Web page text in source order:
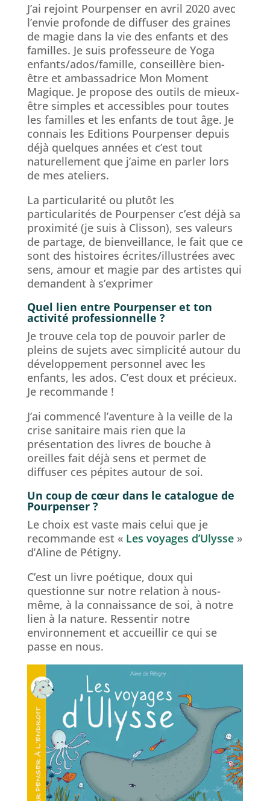
J’ai rejoint Pourpenser en avril 2020 avec
l’envie profonde de diffuser des graines
de magie dans la vie des enfants et des
familles. Je suis professeure de Yoga
enfants/ados/famille, conseillère bien-
être et ambassadrice Mon Moment
Magique. Je propose des outils de mieux-
être simples et accessibles pour toutes
les familles et les enfants de tout âge. Je
connais les Editions Pourpenser depuis
déjà quelques années et c’est tout
naturellement que j’aime en parler lors
de mes ateliers.
La particularité ou plutôt les
particularités de Pourpenser c’est déjà sa
proximité (je suis à Clisson), ses valeurs
de partage, de bienveillance, le fait que ce
sont des histoires écrites/illustrées avec
sens, amour et magie par des artistes qui
demandent à s’exprimer
Quel lien entre Pourpenser et ton
activité professionnelle ?
Je trouve cela top de pouvoir parler de
pleins de sujets avec simplicité autour du
développement personnel avec les
enfants, les ados. C’est doux et précieux.
Je recommande !
J’ai commencé l’aventure à la veille de la
crise sanitaire mais rien que la
présentation des livres de bouche à
oreilles fait déjà sens et permet de
diffuser ces pépites autour de soi.
Un coup de cœur dans le catalogue de
Pourpenser ?
Le choix est vaste mais celui que je
recommande est « Les voyages d’Ulysse»
d’Aline de Pétigny.
C’est un livre poétique, doux qui
questionne sur notre relation à nous-
même, à la connaissance de soi, à notre
lien à la nature. Ressentir notre
environnement et accueillir ce qui se
passe en nous.